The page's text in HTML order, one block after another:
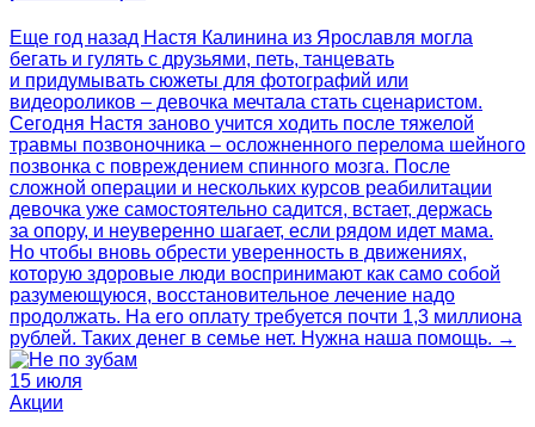
Еще год назад Настя Калинина из Ярославля могла
бегать и гулять с друзьями, петь, танцевать
и придумывать сюжеты для фотографий или
видеороликов – девочка мечтала стать сценаристом.
Сегодня Настя заново учится ходить после тяжелой
травмы позвоночника – осложненного перелома шейного
позвонка с повреждением спинного мозга. После
сложной операции и нескольких курсов реабилитации
девочка уже самостоятельно садится, встает, держась
за опору, и неуверенно шагает, если рядом идет мама.
Но чтобы вновь обрести уверенность в движениях,
которую здоровые люди воспринимают как само собой
разумеющуюся, восстановительное лечение надо
продолжать. На его оплату требуется почти 1,3 миллиона
рублей. Таких денег в семье нет. Нужна наша помощь. →
15 июля
Акции